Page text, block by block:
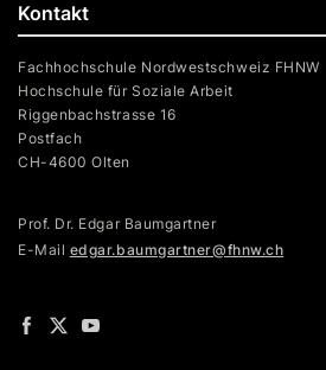
Kontakt
Fachhochschule Nordwestschweiz FHNW
Hochschule für Soziale Arbeit
Riggenbachstrasse 16
Postfach
CH-4600 Olten
Prof. Dr. Edgar Baumgartner
E-Mail edgar.baumgartner@fhnw.ch